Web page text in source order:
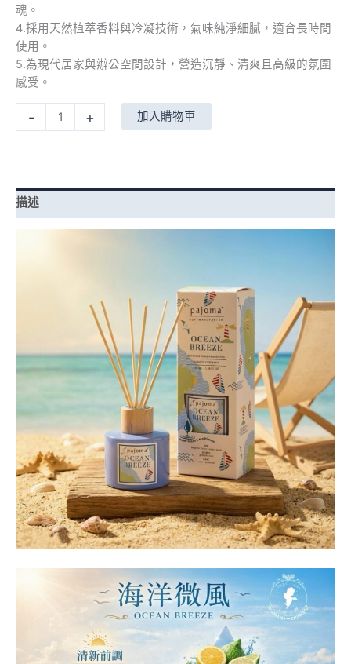
魂。
4.採用天然植萃香料與冷凝技術，氣味純淨細膩，適合長時間
使用。
5.為現代居家與辦公空間設計，營造沉靜、清爽且高級的氛圍
感受。
- + 加入購物車
描述